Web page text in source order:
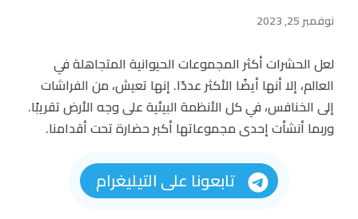
نوفمبر 25, 2023
لعل الحشرات أكثر المجموعات الحيوانية المتجاهلة في
العالم، إلا أنها أيضًا الأكثر عددًا. إنها تعيش، من الفراشات
إلى الخنافس، في كل الأنظمة البيئية على وجه الأرض تقريبًا.
وربما أنشأت إحدى مجموعاتها أكبر حضارة تحت أقدامنا.
تابعونا على التيليغرام